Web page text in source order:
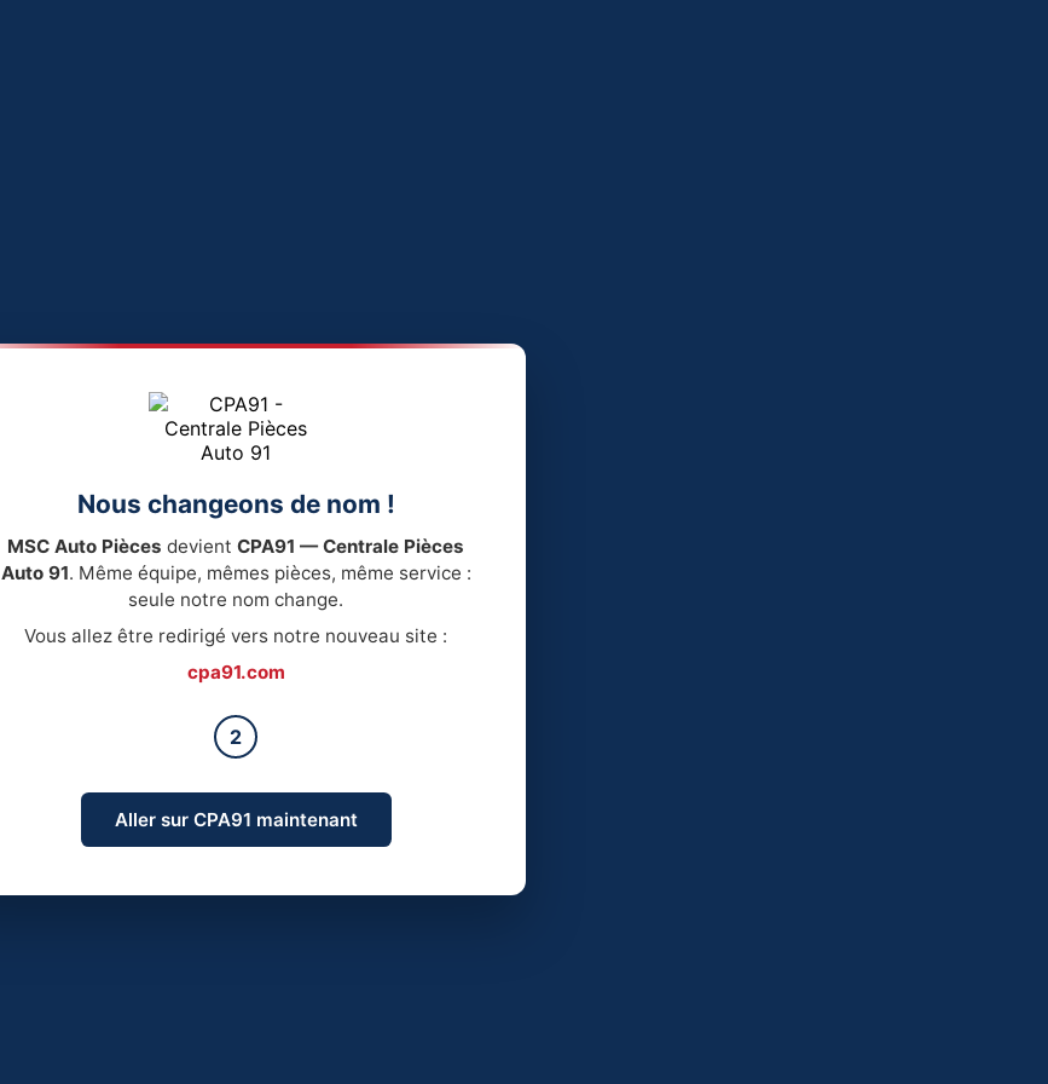
Nous changeons de nom !
MSC Auto Pièces devient CPA91 — Centrale Pièces
Auto 91. Même équipe, mêmes pièces, même service :
seule notre nom change.
Vous allez être redirigé vers notre nouveau site :
cpa91.com
2
Aller sur CPA91 maintenant